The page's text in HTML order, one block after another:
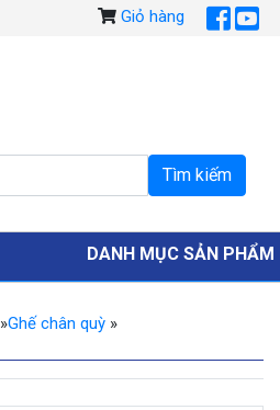
Giỏ hàng
DANH MỤC SẢN PHẨM
»Ghế chân quỳ »